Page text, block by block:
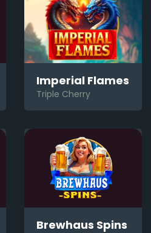
Imperial Flames
Triple Cherry
Brewhaus Spins